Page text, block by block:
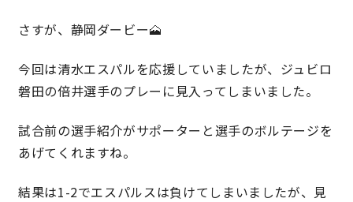
耐震等級3 & 許容応力度計算 全棟標準
徹底したコストダウンの追求
さすが、静岡ダービー🗻
今回は清水エスパルを応援していましたが、ジュビロ
磐田の倍井選手のプレーに見入ってしまいました。
試合前の選手紹介がサポーターと選手のボルテージを
あげてくれますね。
結果は1-2でエスパルスは負けてしまいましたが、見